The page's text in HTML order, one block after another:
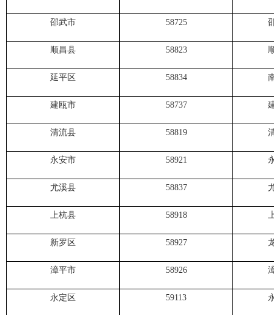
邵武市 58725
顺昌县 58823
延平区 58834
建瓯市 58737
清流县 58819
永安市 58921
尤溪县 58837
上杭县 58918
新罗区 58927
漳平市 58926
永定区 59113